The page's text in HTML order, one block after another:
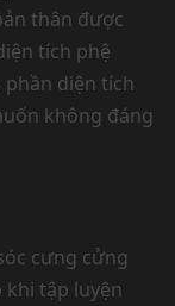
thân được
tích phệ
diện tích
không đáng
cưng cửng
tập luyện